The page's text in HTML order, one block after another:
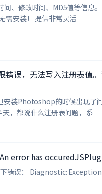
e3+ElementPlus2.9技术栈。 完全免费、完全离线无任何联网接口、纯绿色无需安装！ 提供非常灵活
误，无法写入注册表值
装Photoshop的时候出现了
值。请检查权限。 错误代码：160 百度搜了半天，都说什么注册表问题，系
error has
错误： Diagnostic: